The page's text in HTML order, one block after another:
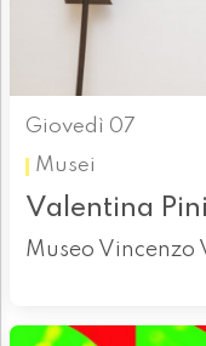
Giovedì 07
Musei
Valentina
Museo Vincenzo